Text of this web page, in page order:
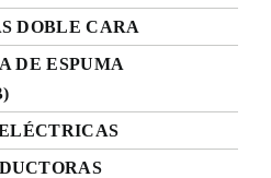
DOBLE CARA
DE ESPUMA